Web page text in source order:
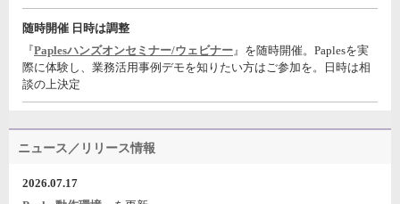
随時開催 日時は調整
『Paplesハンズオンセミナー/ウェビナー』を随時開催。Paplesを実
際に体験し、業務活用事例デモを知りたい方はご参加を。日時は相
談の上決定
ニュース／リリース情報
2026.07.17